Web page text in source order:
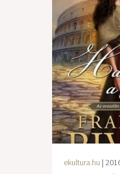
ekultura.hu |